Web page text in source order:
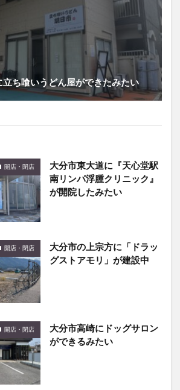
立ち喰いうどん屋ができたみたい
開店・閉店
大分市東大道に『天心堂駅
南リンパ浮腫クリニック』
が開院したみたい
開店・閉店
大分市の上宗方に「ドラッ
グストアモリ」が建設中
開店・閉店
大分市高崎にドッグサロン
ができるみたい